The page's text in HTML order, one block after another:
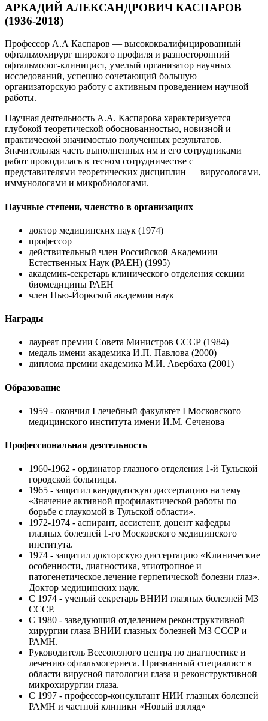
АРКАДИЙ АЛЕКСАНДРОВИЧ КАСПАРОВ
(1936-2018)
Профессор А.А Каспаров — высококвалифицированный
офтальмохирург широкого профиля и разносторонний
офтальмолог-клиницист, умелый организатор научных
исследований, успешно сочетающий большую
организаторскую работу с активным проведением научной
работы.
Научная деятельность А.А. Каспарова характеризуется
глубокой теоретической обоснованностью, новизной и
практической значимостью полученных результатов.
Значительная часть выполненных им и его сотрудниками
работ проводилась в тесном сотрудничестве с
представителями теоретических дисциплин — вирусологами,
иммунологами и микробиологами.
Научные степени, членство в организациях
доктор медицинских наук (1974)
профессор
действительный член Российской Академиии
Естественных Наук (РАЕН) (1995)
академик-секретарь клинического отделения секции
биомедицины РАЕН
член Нью-Йоркской академии наук
Награды
лауреат премии Совета Министров СССР (1984)
медаль имени академика И.П. Павлова (2000)
диплома премии академика М.И. Авербаха (2001)
Образование
1959 - окончил I лечебный факультет I Московского
медицинского института имени И.М. Сеченова
Профессиональная деятельность
1960-1962 - ординатор глазного отделения 1-й Тульской
городской больницы.
1965 - защитил кандидатскую диссертацию на тему
«Значение активной профилактической работы по
борьбе с глаукомой в Тульской области».
1972-1974 - аспирант, ассистент, доцент кафедры
глазных болезней 1-го Московского медицинского
института.
1974 - защитил докторскую диссертацию «Клинические
особенности, диагностика, этиотропное и
патогенетическое лечение герпетической болезни глаз».
Доктор медицинских наук.
С 1974 - ученый секретарь ВНИИ глазных болезней МЗ
СССР.
С 1980 - заведующий отделением реконструктивной
хирургии глаза ВНИИ глазных болезней МЗ СССР и
РАМН.
Руководитель Всесоюзного центра по диагностике и
лечению офтальмогериеса. Признанный специалист в
области вирусной патологии глаза и реконструктивной
микрохирургии глаза.
С 1997 - профессор-консультант НИИ глазных болезней
РАМН и частной клиники «Новый взгляд»